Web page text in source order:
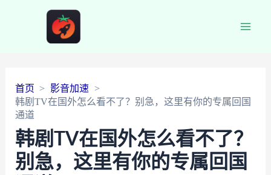
首页
影音加速
韩剧TV在国外怎么看不了？别急，这里有你的专属回国
通道
韩剧TV在国外怎么看不了？
别急，这里有你的专属回国